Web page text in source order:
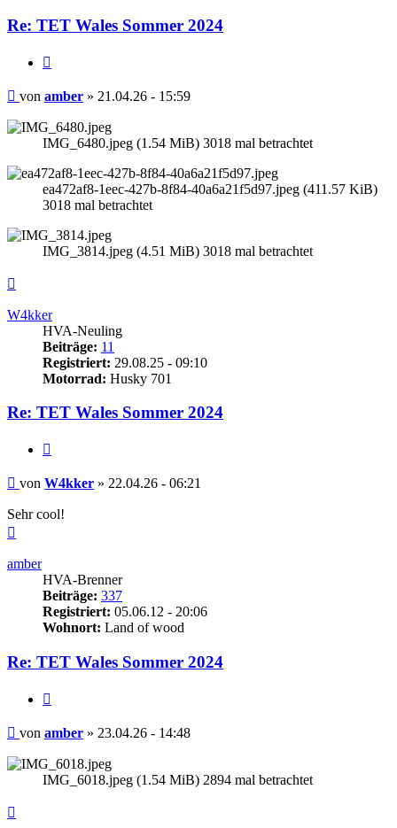
Re: TET Wales Sommer 2024
Beitrag
von amber » 21.04.26 - 15:59
IMG_6480.jpeg (1.54 MiB) 3018 mal betrachtet
ea472af8-1eec-427b-8f84-40a6a21f5d97.jpeg (411.57 KiB)
3018 mal betrachtet
IMG_3814.jpeg (4.51 MiB) 3018 mal betrachtet
W4kker
HVA-Neuling
Beiträge: 11
Registriert: 29.08.25 - 09:10
Motorrad: Husky 701
Re: TET Wales Sommer 2024
Beitrag
von W4kker » 22.04.26 - 06:21
Sehr cool!
amber
HVA-Brenner
Beiträge: 337
Registriert: 05.06.12 - 20:06
Wohnort: Land of wood
Re: TET Wales Sommer 2024
Beitrag
von amber » 23.04.26 - 14:48
IMG_6018.jpeg (1.54 MiB) 2894 mal betrachtet